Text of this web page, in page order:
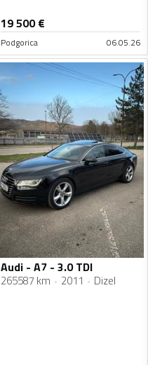
19 500€
Podgorica 06.05.26
Audi - A7 - 3.0 TDI
265587 km 2011 Dizel